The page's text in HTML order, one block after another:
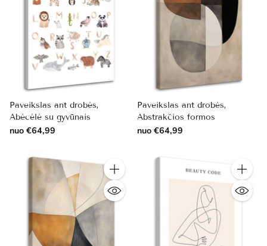
Paveikslas ant drobės,
Abėcėlė su gyvūnais
nuo €64,99
Paveikslas ant drobės,
Abstrakčios formos
nuo €64,99
Kiekis Kiekis